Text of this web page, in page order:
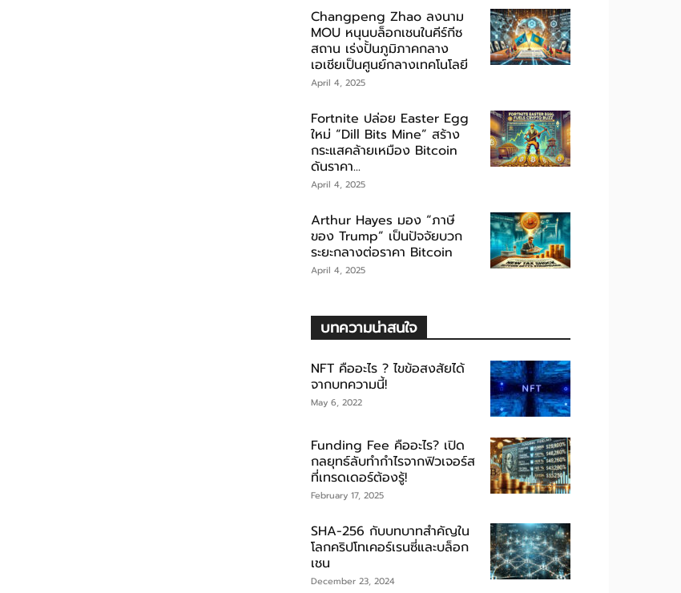
Changpeng Zhao ลงนาม
MOU หนุนบล็อกเชนในคีร์กีซ
สถาน เร่งปั้นภูมิภาคกลาง
เอเชียเป็นศูนย์กลางเทคโนโลยี
April 4, 2025
Fortnite ปล่อย Easter Egg
ใหม่ “Dill Bits Mine” สร้าง
กระแสคล้ายเหมือง Bitcoin
ดันราคา...
April 4, 2025
Arthur Hayes มอง “ภาษี
ของ Trump” เป็นปัจจัยบวก
ระยะกลางต่อราคา Bitcoin
April 4, 2025
บทความน่าสนใจ
NFT คืออะไร ? ไขข้อสงสัยได้
จากบทความนี้!
May 6, 2022
Funding Fee คืออะไร? เปิด
กลยุทธ์ลับทำกำไรจากฟิวเจอร์ส
ที่เทรดเดอร์ต้องรู้!
February 17, 2025
SHA-256 กับบทบาทสำคัญใน
โลกคริปโทเคอร์เรนซี่และบล็อก
เชน
December 23, 2024